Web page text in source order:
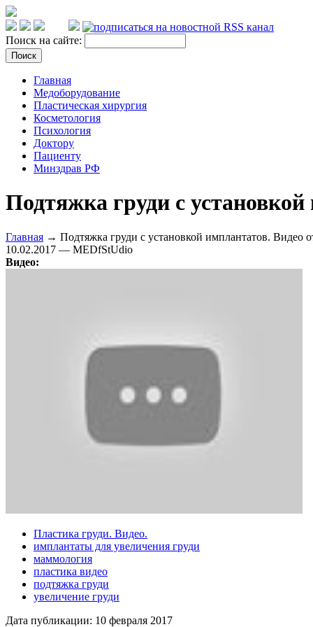
Поиск на сайте:
Главная
Медоборудование
Пластическая хирургия
Косметология
Психология
Доктору
Пациенту
Минздрав РФ
Подтяжка груди с
Главная → Подтяжка груди с установкой имплантатов. Видео
10.02.2017 — MEDfStUdio
Видео:
Пластика груди. Видео.
имплантаты для увеличения груди
маммология
пластика видео
подтяжка груди
увеличение груди
Дата публикации: 10 февраля 2017